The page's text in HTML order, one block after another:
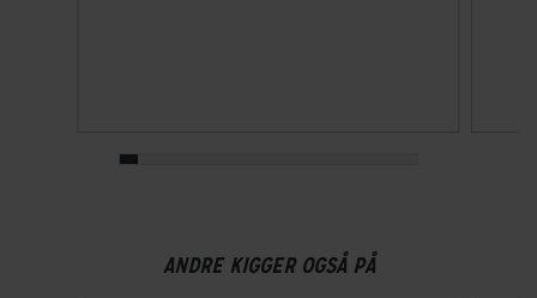
Låsningstype
ANDRE KIGGER OGSÅ PÅ